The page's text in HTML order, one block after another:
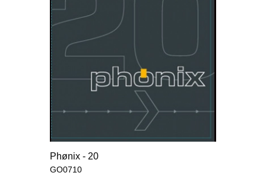
Phønix - 20
GO0710